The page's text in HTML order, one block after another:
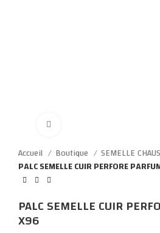
Accueil Boutique
SEMELLE
PALC SEMELLE CUIR PERFORE
PALC SEMELLE CUIR
X96